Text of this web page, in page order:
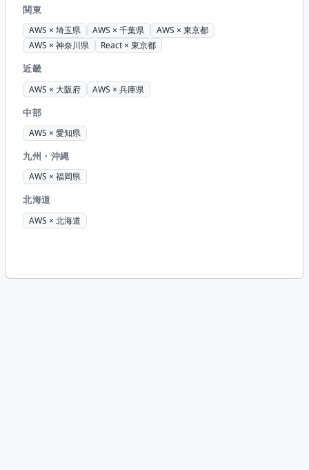
関東
AWS × 埼玉県 AWS × 千葉県
AWS × 東京都
AWS × 神奈川県
React × 東京都
近畿
AWS × 大阪府 AWS × 兵庫県
中部
AWS × 愛知県
九州・沖縄
AWS × 福岡県
北海道
AWS × 北海道